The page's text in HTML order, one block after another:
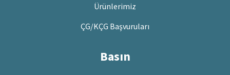
Ürünlerimiz
ÇG/KÇG Başvuruları
Basın